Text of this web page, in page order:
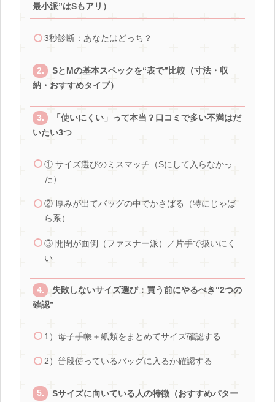
最小派”はSもアリ）
3秒診断：あなたはどっち？
SとMの基本スペックを“表で”比較（寸法・収
納・おすすめタイプ）
「使いにくい」って本当？口コミで多い不満はだ
いたい3つ
① サイズ選びのミスマッチ（Sにして入らなかっ
た）
② 厚みが出てバッグの中でかさばる（特にじゃば
ら系）
③ 開閉が面倒（ファスナー派）／片手で扱いにく
い
失敗しないサイズ選び：買う前にやるべき“2つの
確認”
1）母子手帳＋紙類をまとめてサイズ確認する
2）普段使っているバッグに入るか確認する
Sサイズに向いている人の特徴（おすすめパター